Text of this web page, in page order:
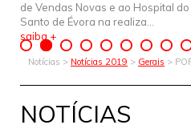
de Vendas Novas e ao Hospital do
Santo de Évora na realiza...
saiba +
Notícias > Notícias 2019 > Gerais >
NOTÍCIAS